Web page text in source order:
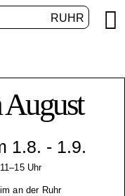
RUHR 
1.8. - 1.9.
Uhr
an der Ruhr